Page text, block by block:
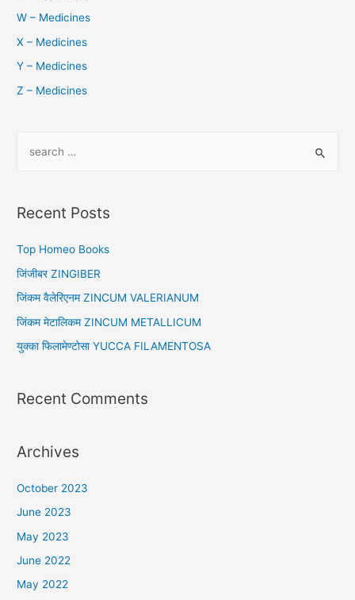
W – Medicines
X – Medicines
Y – Medicines
Z – Medicines
r
h
f
o
Recent Posts
Top Homeo Books
जिंजीबर ZINGIBER
जिंकम वैलेरिएनम ZINCUM VALERIANUM
जिंकम मेटालिकम ZINCUM METALLICUM
युक्का फिलामेण्टोसा YUCCA FILAMENTOSA
Recent Comments
Archives
October 2023
June 2023
May 2023
June 2022
May 2022